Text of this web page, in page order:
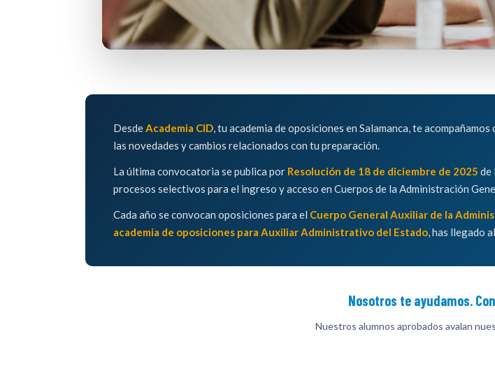
DesdeAcademia CID, tu academia de oposiciones en Salamanca, te
las novedades y cambios relacionados con tu preparación.
La última convocatoria se publica por Resolución de 18 de diciembre de 2025 de
procesos selectivos para el ingreso y acceso en Cuerpos de la Administración
Cada año se convocan oposiciones para el Cuerpo General Auxiliar de la
academia de oposiciones para Auxiliar Administrativo del Estado, has llegado
Nosotros te ayudamos.
Nuestros alumnos aprobados avalan